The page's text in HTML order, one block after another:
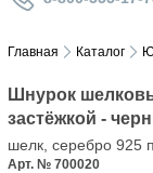
Главная Каталог
Шнурок
застёжкой -
шелк, серебро 925
Арт. № 700020